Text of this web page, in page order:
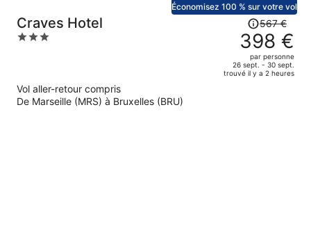
Craves Hotel
3
Économisez 100 % sur votre vol
Le
prix
était
de
567 €.
567 €
398 €
par personne
26 sept. - 30 sept.
trouvé il y a 2 heures
Vol aller-retour compris
De Marseille (MRS) à Bruxelles (BRU)